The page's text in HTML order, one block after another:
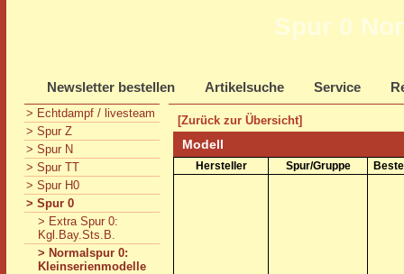
Spur 0
Newsletter bestellen Artikelsuche Service
> Echtdampf / livesteam
> Spur Z
> Spur N
> Spur TT
> Spur H0
> Spur 0
> Extra Spur 0:
Kgl.Bay.Sts.B.
> Normalspur 0:
Kleinserienmodelle
[Zurück zur Übersicht]
Modell
Hersteller Spur/Gruppe